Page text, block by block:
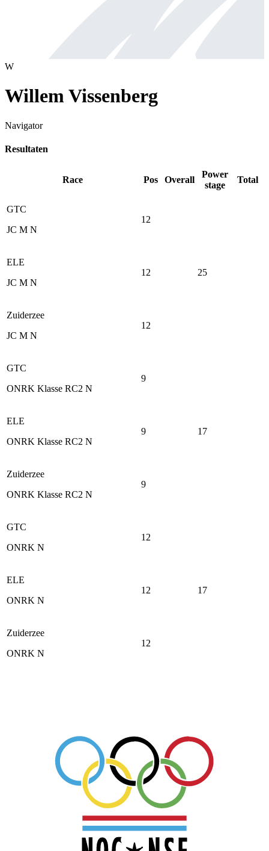
W
Willem Vissenberg
Navigator
Resultaten
Race Pos Overall
Power
stage
Total
GTC
JC M N
12
ELE
JC M N
12 25
Zuiderzee
JC M N
12
GTC
ONRK Klasse RC2 N
9
ELE
ONRK Klasse RC2 N
9 17
Zuiderzee
ONRK Klasse RC2 N
9
GTC
ONRK N
12
ELE
ONRK N
12 17
Zuiderzee
ONRK N
12